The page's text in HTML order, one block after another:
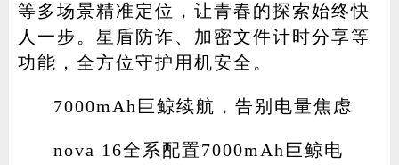
等多场景精准定位，让青春的探索始终快
人一步。星盾防诈、加密文件计时分享等
功能，全方位守护用机安全。
7000mAh巨鲸续航，告别电量焦虑
nova 16全系配置7000mAh巨鲸电